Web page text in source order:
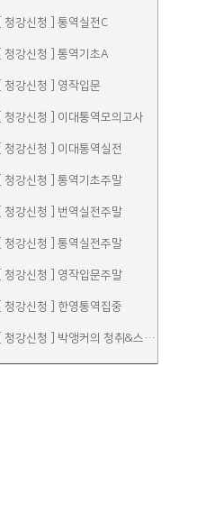
[ 청강신청 ] 통역실전C
[ 청강신청 ] 통역기초A
[ 청강신청 ] 영작입문
[ 청강신청 ] 이대통역모의고사
[ 청강신청 ] 이대통역실전
[ 청강신청 ] 통역기초주말
[ 청강신청 ] 번역실전주말
[ 청강신청 ] 통역실전주말
[ 청강신청 ] 영작입문주말
[ 청강신청 ] 한영통역집중
[ 청강신청 ] 박앵커의 청취&스피킹 주말